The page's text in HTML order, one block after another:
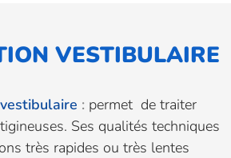
VESTIBULAIRE
vestibulaire : permet de traiter
Ses qualités techniques
très rapides ou très lentes